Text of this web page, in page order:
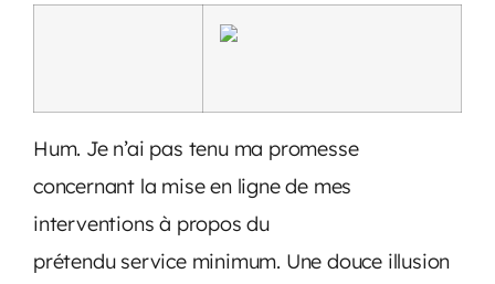
Hum. Je n’ai pas tenu ma promesse
concernant la mise en ligne de mes
interventions à propos du
prétendu service minimum. Une douce illusion